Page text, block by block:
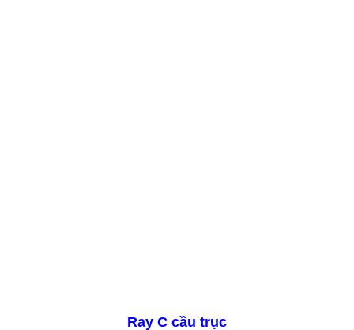
Ray C cầu trục